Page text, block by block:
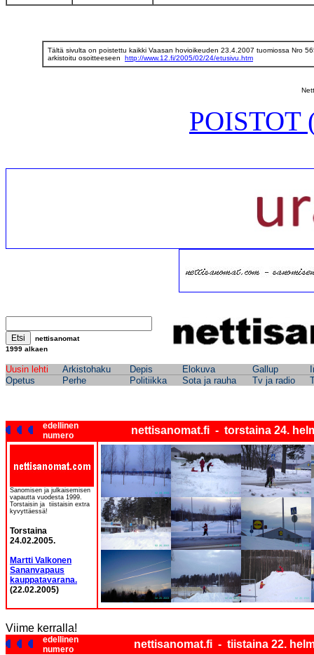
Tältä sivulta on poistettu kaikki Vaasan hovioikeuden 23.4.2007 tuomiossa Nro
arkistoitu osoitteeseen http://www.12.fi/2005/02/24/etusivu.htm
POISTOT
nettisanomat
1999 alkaen
Uusin lehti Arkistohaku Depis Elokuva Gallup
Opetus
Perhe Politiikka Sota ja rauha Tv ja radio
edellinen
numero
nettisanomat.fi - torstaina 24.
Sanomisen ja julkaisemisen
vapautta vuodesta 1999.
Torstaisin ja tiistaisin extra
kyvyttäessä!
Torstaina
24.02.2005.
Martti Valkonen
Sananvapaus
kauppatavarana.
(22.02.2005)
Viime kerralla!
edellinen
numero
nettisanomat.fi - tiistaina 22.